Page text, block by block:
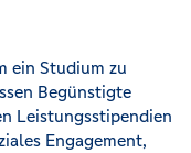
ein Studium zu
Begünstigte
Leistungsstipendien
Engagement,